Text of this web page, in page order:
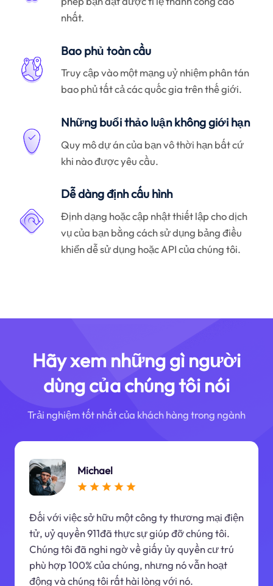
nhất.
Bao phủ toàn cầu
Truy cập vào một mạng uỷ nhiệm phân tán
bao phủ tất cả các quốc gia trên thế giới.
Những buổi thảo luận không giới hạn
Quy mô dự án của bạn vô thời hạn bất cứ
khi nào được yêu cầu.
Dễ dàng định cấu hình
Định dạng hoặc cập nhật thiết lập cho dịch
vụ của bạn bằng cách sử dụng bảng điều
khiển dễ sử dụng hoặc API của chúng tôi.
Hãy xem những gì người
dùng của chúng tôi nói
Trải nghiệm tốt nhất của khách hàng trong ngành
Michael
Đối với việc sở hữu một công ty thương mại điện
tử, uỷ quyền 911đã thực sự giúp đỡ chúng tôi.
Chúng tôi đã nghi ngờ về giấy ủy quyền cư trú
phù hợp 100% của chúng, nhưng nó vẫn hoạt
động và chúng tôi rất hài lòng với nó.